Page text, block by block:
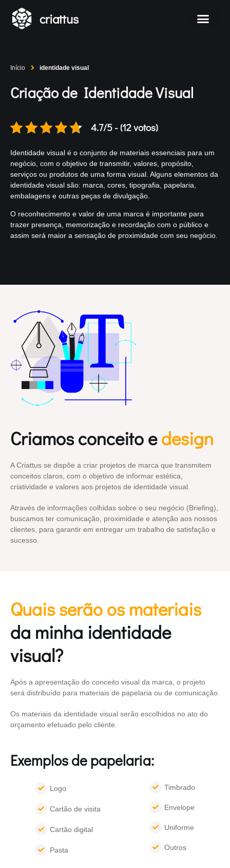
criattus
Início identidade visual
Criação de Identidade Visual
4.7/5 - (12 votos)
Identidade visual é o conjunto de materiais essenciais para um
negócio, com o objetivo de transmitir, valores, propósito,
serviços ou produtos de uma forma visual. Alguns elementos da
identidade visual são: marca, cores, tipografia, papelaria,
embalagens e outras peças de divulgação.
O reconhecimento e valor de uma marca é importante para
trazer presença, memorização e recordação com o público e
assim será maior a sensação de proximidade com seu negócio.
Criamos conceito edesign
A Criattus se dispõe a criar projetos de marca que transmitem
conceitos claros, com o objetivo de informar estética,
criatividade e valores aos projetos de identidade visual.
Através de informações colhidas sobre o seu negócio (Briefing),
buscamos ter comunicação, proximidade e atenção aos nossos
clientes, para garantir em entregar um trabalho de satisfação e
sucesso.
Quais serão os materiais
da minha identidade
visual?
Após a apresentação do conceito visual da marca, o projeto
será distribuído para materiais de papelaria ou de comunicação.
Os materiais da identidade visual serão escolhidos no ato do
orçamento efetuado pelo cliente.
Exemplos de papelaria:
Logo
Cartão de visita
Cartão digital
Pasta
Timbrado
Envelope
Uniforme
Outros